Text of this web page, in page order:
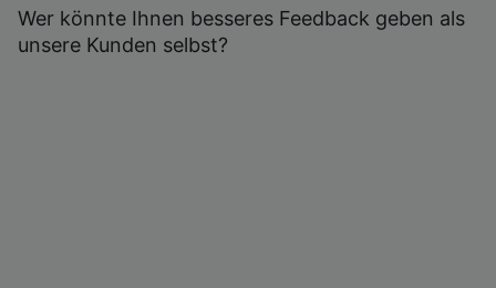
Wer könnte Ihnen besseres Feedback geben als
unsere Kunden selbst?